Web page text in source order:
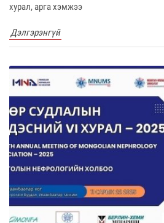
хурал, арга хэмжээ
Дэлгэрэнгүй